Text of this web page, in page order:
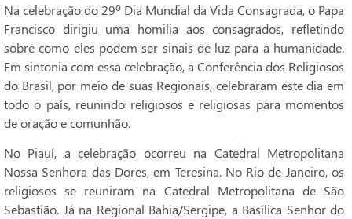
Na celebração do 29º Dia Mundial da Vida Consagrada, o Papa
Francisco dirigiu uma homilia aos consagrados, refletindo
sobre como eles podem ser sinais de luz para a humanidade.
Em sintonia com essa celebração, a Conferência dos Religiosos
do Brasil, por meio de suas Regionais, celebraram este dia em
todo o país, reunindo religiosos e religiosas para momentos
de oração e comunhão.
No Piauí, a celebração ocorreu na Catedral Metropolitana
Nossa Senhora das Dores, em Teresina. No Rio de Janeiro, os
religiosos se reuniram na Catedral Metropolitana de São
Sebastião. Já na Regional Bahia/Sergipe, a Basílica Senhor do